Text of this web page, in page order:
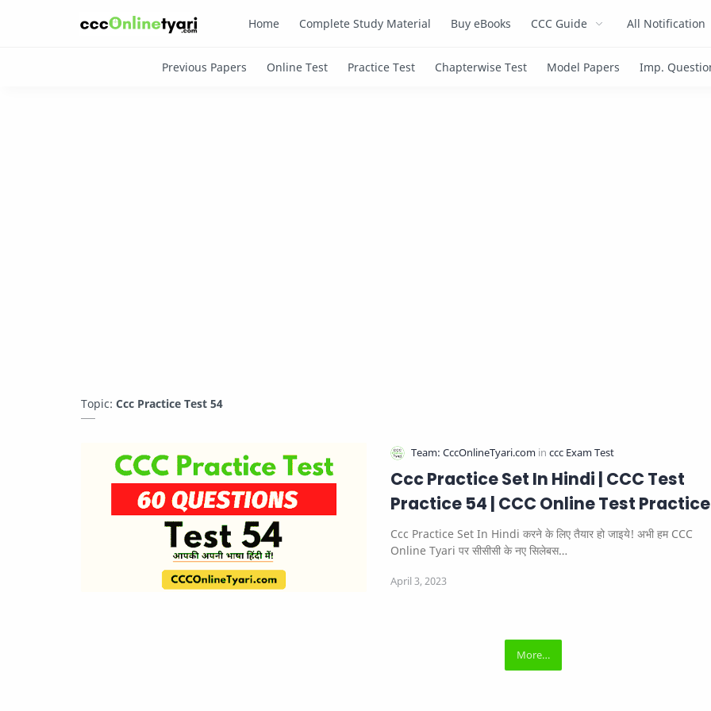
Home Complete Study Material Buy eBooks CCC Guide All Notification
Topic: Ccc Practice Test 54
Ccc Practice Set In Hindi | CCC Test
Practice 54 | CCC Online Test
Ccc Practice Set In Hindi करने के लिए तैयार हो जाइये! अभी हम CCC
Online Tyari पर सीसीसी के नए सिलेबस…